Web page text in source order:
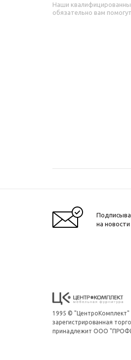
Наши
обязательно вам
на новости
1995 © "ЦентроКомплект"
зарегистрированная
принадлежит ООО